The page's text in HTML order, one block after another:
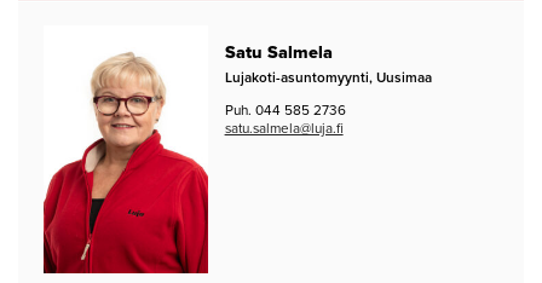
Satu Salmela
Lujakoti-asuntomyynti, Uusimaa
Puh. 044 585 2736
satu.salmela@luja.fi